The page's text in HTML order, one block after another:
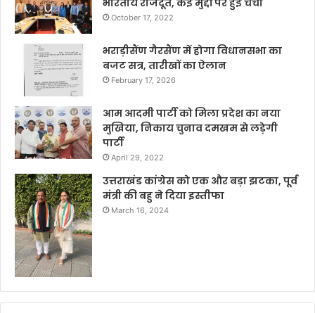
October 17, 2022
भराड़ीसैंण गैरसैंण में होगा विधानसभा का
बजट सत्र, तारीखों का ऐलान
February 17, 2026
आम आदमी पार्टी को मिला प्रदेश का नया
मुखिया, निकाय चुनाव दमखम से लड़ेगी
पार्टी
April 29, 2022
उत्तराखंड कांग्रेस को एक और बड़ा झटका, पूर्व
मंत्री की बहु ने दिया इस्तीफा
March 16, 2024